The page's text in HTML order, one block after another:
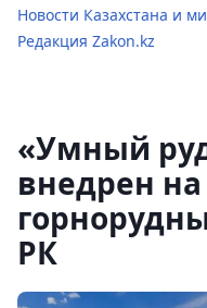
Новости Казахстана и
Редакция Zakon.kz
«Умный
внедрен
РК